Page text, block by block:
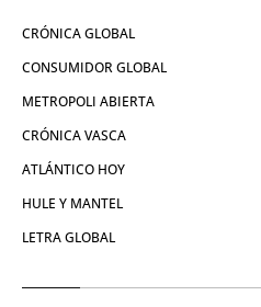
CRÓNICA GLOBAL
CONSUMIDOR GLOBAL
METROPOLI ABIERTA
CRÓNICA VASCA
ATLÁNTICO HOY
HULE Y MANTEL
LETRA GLOBAL